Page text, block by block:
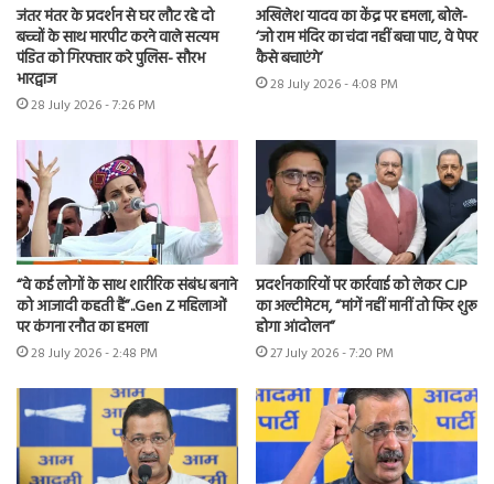
जंतर मंतर के प्रदर्शन से घर लौट रहे दो
बच्चों के साथ मारपीट करने वाले सत्यम
पंडित को गिरफ्तार करे पुलिस- सौरभ
भारद्वाज
28 July 2026 - 7:26 PM
अखिलेश यादव का केंद्र पर हमला, बोले-
‘जो राम मंदिर का चंदा नहीं बचा पाए, वे पेपर
कैसे बचाएंगे’
28 July 2026 - 4:08 PM
“वे कई लोगों के साथ शारीरिक संबंध बनाने
को आजादी कहती हैं”..Gen Z महिलाओं
पर कंगना रनौत का हमला
28 July 2026 - 2:48 PM
प्रदर्शनकारियों पर कार्रवाई को लेकर CJP
का अल्टीमेटम, “मांगें नहीं मानीं तो फिर शुरू
होगा आंदोलन”
27 July 2026 - 7:20 PM